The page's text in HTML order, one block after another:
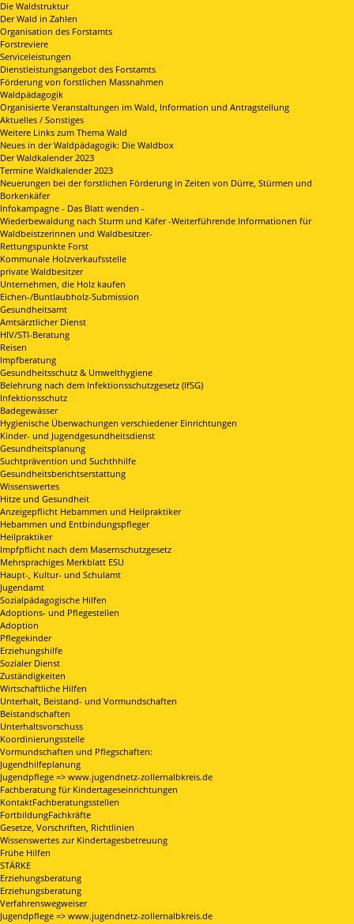
Die Waldstruktur
Der Wald in Zahlen
Organisation des Forstamts
Forstreviere
Serviceleistungen
Dienstleistungsangebot des Forstamts
Förderung von forstlichen Massnahmen
Waldpädagogik
Organisierte Veranstaltungen im Wald, Information und Antragstellung
Aktuelles / Sonstiges
Weitere Links zum Thema Wald
Neues in der Waldpädagogik: Die Waldbox
Der Waldkalender 2023
Termine Waldkalender 2023
Neuerungen bei der forstlichen Förderung in Zeiten von Dürre, Stürmen und
Borkenkäfer
Infokampagne - Das Blatt wenden -
Wiederbewaldung nach Sturm und Käfer -Weiterführende Informationen für
Waldbeistzerinnen und Waldbesitzer-
Rettungspunkte Forst
Kommunale Holzverkaufsstelle
private Waldbesitzer
Unternehmen, die Holz kaufen
Eichen-/Buntlaubholz-Submission
Gesundheitsamt
Amtsärztlicher Dienst
HIV/STI-Beratung
Reisen
Impfberatung
Gesundheitsschutz & Umwelthygiene
Belehrung nach dem Infektionsschutzgesetz (IfSG)
Infektionsschutz
Badegewässer
Hygienische Überwachungen verschiedener Einrichtungen
Kinder- und Jugendgesundheitsdienst
Gesundheitsplanung
Suchtprävention und Suchthhilfe
Gesundheitsberichtserstattung
Wissenswertes
Hitze und Gesundheit
Anzeigepflicht Hebammen und Heilpraktiker
Hebammen und Entbindungspfleger
Heilpraktiker
Impfpflicht nach dem Masernschutzgesetz
Mehrsprachiges Merkblatt ESU
Haupt-, Kultur- und Schulamt
Jugendamt
Sozialpädagogische Hilfen
Adoptions- und Pflegestellen
Adoption
Pflegekinder
Erziehungshilfe
Sozialer Dienst
Zuständigkeiten
Wirtschaftliche Hilfen
Unterhalt, Beistand- und Vormundschaften
Beistandschaften
Unterhaltsvorschuss
Koordinierungsstelle
Vormundschaften und Pflegschaften:
Jugendhilfeplanung
Jugendpflege => www.jugendnetz-zollernalbkreis.de
Fachberatung für Kindertageseinrichtungen
KontaktFachberatungsstellen
FortbildungFachkräfte
Gesetze, Vorschriften, Richtlinien
Wissenswertes zur Kindertagesbetreuung
Frühe Hilfen
STÄRKE
Erziehungsberatung
Erziehungsberatung
Verfahrenswegweiser
Jugendpflege => www.jugendnetz-zollernalbkreis.de